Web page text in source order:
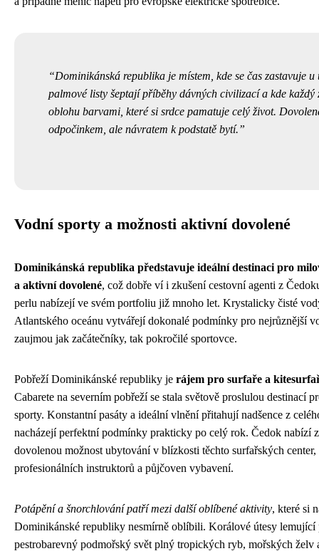
Dominikánská republika je místem, kde se čas zastavuje
palmové listy šeptají příběhy dávných civilizací a kde každý
oblohu barvami, které si srdce pamatuje celý život.
odpočinkem, ale návratem k podstatě bytí.
Vodní sporty a možnosti aktivní dovolené
Dominikánská republika představuje ideální destinaci pro
a aktivní dovolené, což dobře ví i zkušení cestovní agenti z
perlu nabízejí ve svém portfoliu již mnoho let. Krystalicky čisté
Atlantského oceánu vytvářejí dokonalé podmínky pro nejrůznější
zaujmou jak začátečníky, tak pokročilé sportovce.
Pobřeží Dominikánské republiky je rájem pro surfaře a
Cabarete na severním pobřeží se stala světově proslulou destinací
sporty. Konstantní pasáty a ideální vlnění přitahují nadšence z
nacházejí perfektní podmínky prakticky po celý rok. Čedok nabízí
dovolenou možnost ubytování v blízkosti těchto surfařských
profesionálních instruktorů a půjčoven vybavení.
Potápění a šnorchlování patří mezi další oblíbené aktivity, které si
Dominikánské republiky nesmírně oblíbili. Korálové útesy lemující
pestrobarevný podmořský svět plný tropických ryb, mořských želv